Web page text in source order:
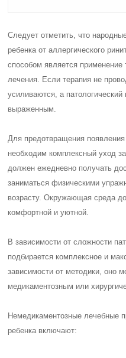
Следует отметить, что
ребенка от аллергического
способом является применение
лечения. Если терапия не
усиливаются, а патологический
выраженным.
Для предотвращения появления
необходим комплексный уход
должен ежедневно получать
заниматься физическими
возрасту. Окружающая среда
комфортной и уютной.
В зависимости от сложности
подбирается комплексное и
зависимости от методики, оно
медикаментозным или
Немедикаментозные лечебные
ребенка включают: